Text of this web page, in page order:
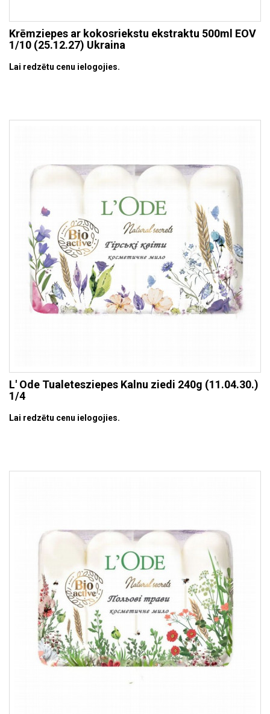
Krēmziepes ar kokosriekstu ekstraktu 500ml EOV
1/10 (25.12.27) Ukraina
Lai redzētu cenu ielogojies.
L' Ode Tualetesziepes Kalnu ziedi 240g (11.04.30.)
1/4
Lai redzētu cenu ielogojies.